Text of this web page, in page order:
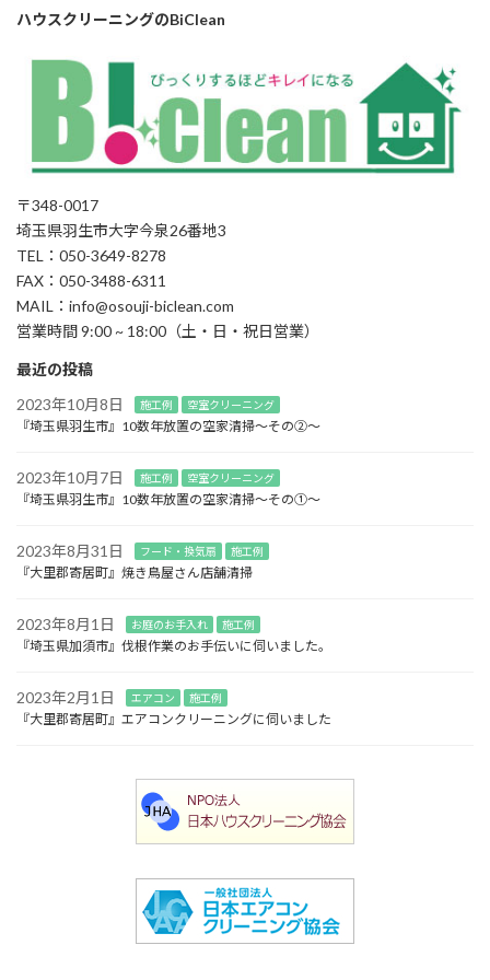
ハウスクリーニングのBiClean
〒348-0017
埼玉県羽生市大字今泉26番地3
TEL：050-3649-8278
FAX：050-3488-6311
MAIL：info@osouji-biclean.com
営業時間 9:00 ~ 18:00（土・日・祝日営業）
最近の投稿
2023年10月8日
施工例 空室クリーニング
『埼玉県羽生市』10数年放置の空家清掃～その②～
2023年10月7日 施工例 空室クリーニング
『埼玉県羽生市』10数年放置の空家清掃～その①～
2023年8月31日 フード・換気扇 施工例
『大里郡寄居町』焼き鳥屋さん店舗清掃
2023年8月1日 お庭のお手入れ 施工例
『埼玉県加須市』伐根作業のお手伝いに伺いました。
2023年2月1日 エアコン 施工例
『大里郡寄居町』エアコンクリーニングに伺いました